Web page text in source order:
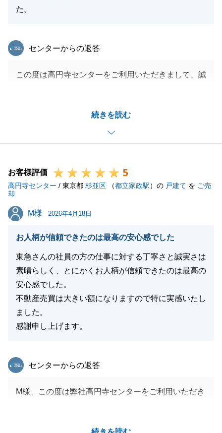
た。
続きを読む
東急リバブル
センターからの返答
この度は高円寺センターをご利用いただきまして、誠
これもひとえに、Ｎ様がご要望を的確にお伝え下さ
り、ご協力いただいたおかげでございます。
N様ご夫婦とは様々なお話をさせていただき、私もと
ても楽しく貴重な時間でございました。
たら、お気軽にお申し付けください。
閉じる
お客様評価 5
高円寺センター / 東京都 杉並区 （都立家政駅）の 戸建て を ご売
却
M様
M様 2026年4月18日
お人柄が信頼できたのは最高の安心感でした
東急さんの社員の方の仕事に対する丁寧さと誠実さは
素晴らしく、とにかくお人柄が信頼できたのは最高の
安心感でした。
不動産売買は大きい額になりますので特に実感いたし
ました。
感謝申し上げます。
東急リバブル
センターからの返答
M様、この度は弊社高円寺センターをご利用いただき